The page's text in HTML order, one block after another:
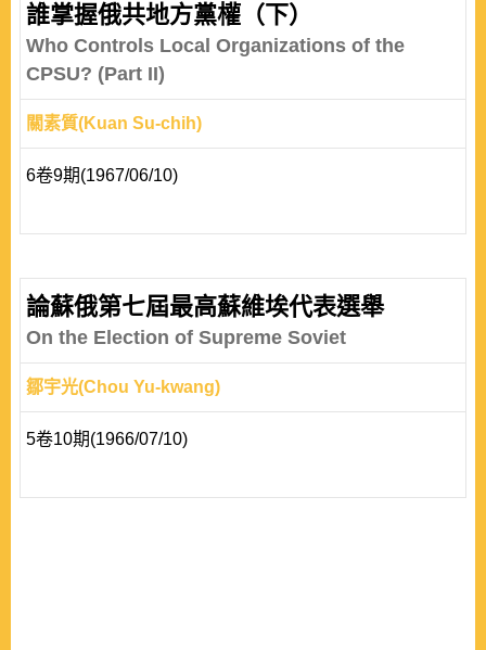
誰掌握俄共地方黨權（下）
Who Controls Local Organizations of the
CPSU? (Part II)
關素質(Kuan Su-chih)
6卷9期(1967/06/10)
論蘇俄第七屆最高蘇維埃代表選舉
On the Election of Supreme Soviet
鄒宇光(Chou Yu-kwang)
5卷10期(1966/07/10)